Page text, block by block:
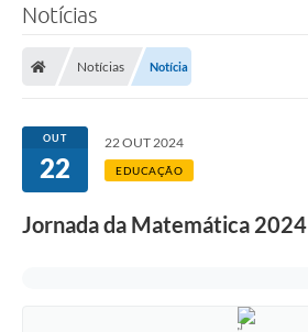
Notícias
Notícias Notícia
OUT
22
22 OUT 2024
EDUCAÇÃO
Jornada da Matemática 2024